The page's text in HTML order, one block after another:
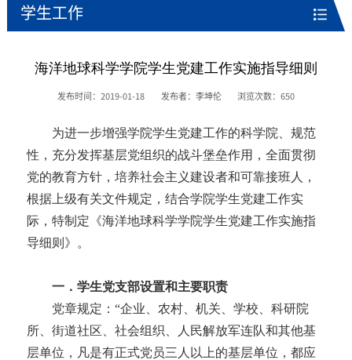
学生工作
海洋地球科学学院学生党建工作实施指导细则
发布时间：2019-01-18 发布者：李坤伦 浏览次数：650
为进一步增强学院学生党建工作的科学院、规范
性，充分发挥基层党组织的战斗堡垒作用，全面贯彻
党的教育方针，培养社会主义建设者和可靠接班人
，
根据上级有关文件规定，结合学院学生党建工作实
际 ，特制定《海洋地球科学学院学生党建工作实施指
导细则》。
一．学生党支部设置和主要职责
党章规定：“企业、农村、机关、学校、科研院
所、街道社区、社会组织、人民解放军连队和其他基
层单位，凡是有正式党员三人以上的基层单位，都应